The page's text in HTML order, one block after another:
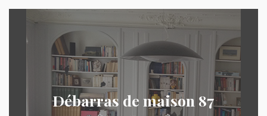
Débarras de maison 87